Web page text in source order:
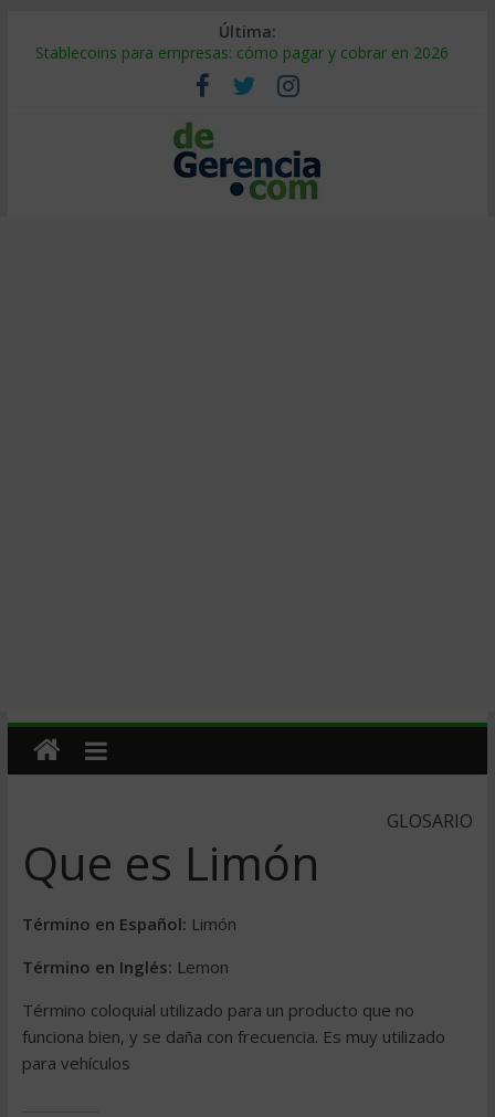
Última:
Stablecoins para empresas: cómo pagar y cobrar en 2026
Despido silencioso: qué es y por qué sale tan caro
IA en selección de personal: cómo auditarla a tiempo
Trabajo forzoso en la cadena de suministro: qué hacer
Mercado hispano de EE. UU.: cómo segmentarlo y venderle
GLOSARIO
Que es Limón
Término en Español: Limón
Término en Inglés: Lemon
Término coloquial utilizado para un producto que no
funciona bien, y se daña con frecuencia. Es muy utilizado
para vehículos